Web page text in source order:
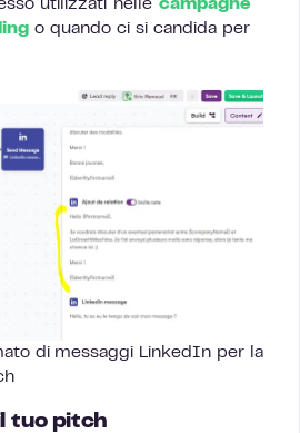
utilizzati nelle campagne
o quando ci si candida per
di messaggi LinkedIn per la
tuo pitch